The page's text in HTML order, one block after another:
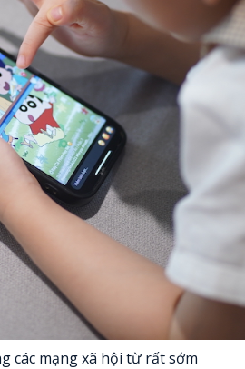
các mạng xã hội từ rất sớm